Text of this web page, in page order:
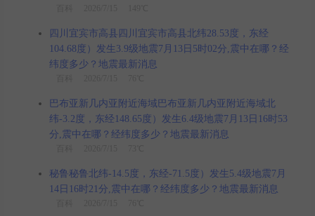
四川宜宾市高县四川宜宾市高县北纬28.53度，东经
104.68度）发生3.9级地震7月13日5时02分,震中在哪？经
纬度多少？地震最新消息
巴布亚新几内亚附近海域巴布亚新几内亚附近海域北
纬-3.2度，东经148.65度）发生6.4级地震7月13日16时53
分,震中在哪？经纬度多少？地震最新消息
秘鲁秘鲁北纬-14.5度，东经-71.5度）发生5.4级地震7月
14日16时21分,震中在哪？经纬度多少？地震最新消息